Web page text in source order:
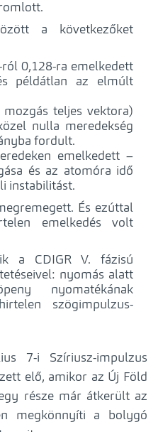
a következőket
0,128-ra emelkedett
példátlan az elmúlt
teljes vektora)
nulla meredekség
fordult.
emelkedett –
és az atomóra idő
instabilitást.
És ezúttal
emelkedés volt
a CDIGR V. fázisú
nyomás alatt
nyomatékának
szögimpulzus-
7-i Szíriusz-impulzus
elő, amikor az Új Föld
része már átkerült az
megkönnyíti a bolygó